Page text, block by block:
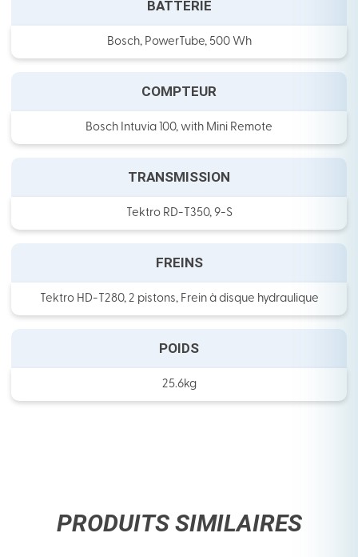
BATTERIE
Bosch, PowerTube, 500 Wh
COMPTEUR
Bosch Intuvia 100, with Mini Remote
TRANSMISSION
Tektro RD-T350, 9-S
FREINS
Tektro HD-T280, 2 pistons, Frein à disque hydraulique
POIDS
25.6kg
PRODUITS SIMILAIRES